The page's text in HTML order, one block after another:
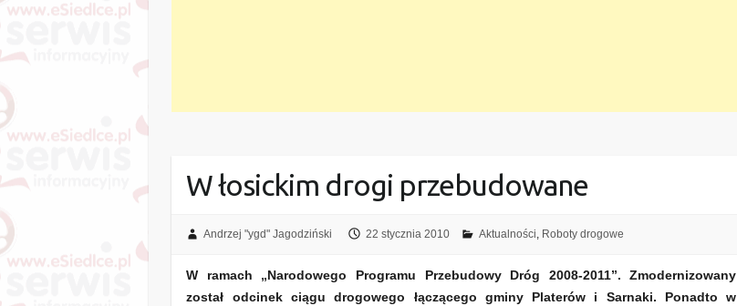
W łosickim drogi przebudowane
Andrzej "ygd" Jagodziński 22 stycznia 2010 Aktualności, Roboty drogowe
W ramach „Narodowego Programu Przebudowy Dróg 2008-2011”. Zmodernizowany
został odcinek ciągu drogowego łączącego gminy Platerów i Sarnaki. Ponadto w